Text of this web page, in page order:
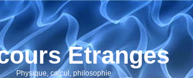
Etranges
Physique, calcul, philosophie